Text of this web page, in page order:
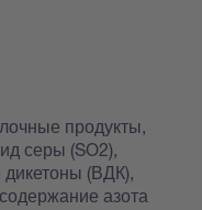
продукты,
серы (SO2),
(ВДК),
азота